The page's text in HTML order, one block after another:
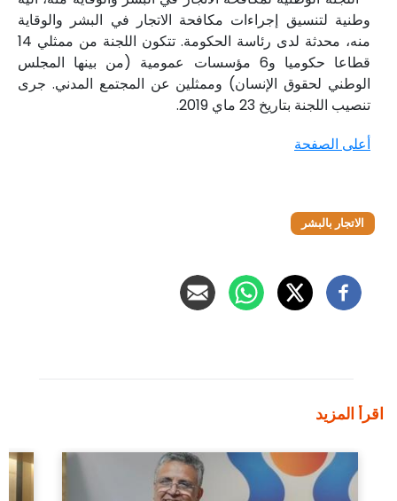
وطنية لتنسيق إجراءات مكافحة الاتجار في البشر والوقاية
منه، محدثة لدى رئاسة الحكومة. تتكون اللجنة من ممثلي 14
قطاعا حكوميا و6 مؤسسات عمومية (من بينها المجلس
الوطني لحقوق الإنسان) وممثلين عن المجتمع المدني. جرى
تنصيب اللجنة بتاريخ 23 ماي 2019.
أعلى الصفحة
الاتجار بالبشر
اقرأ المزيد